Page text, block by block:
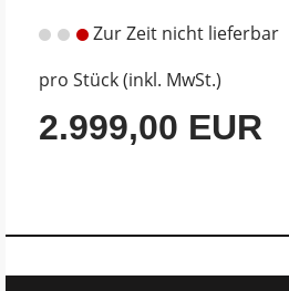
Zur Zeit nicht lieferbar
pro Stück (inkl. MwSt.)
2.999,00 EUR